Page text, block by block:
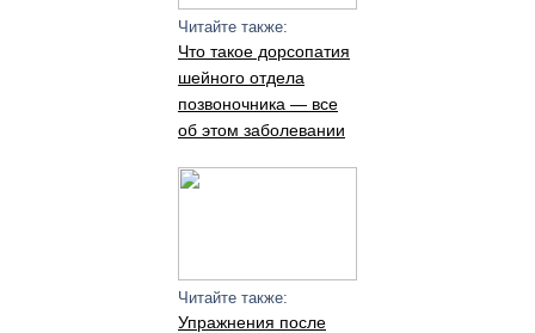
Читайте также:
Что такое дорсопатия
шейного отдела
позвоночника — все
об этом заболевании
Читайте также:
Упражнения после